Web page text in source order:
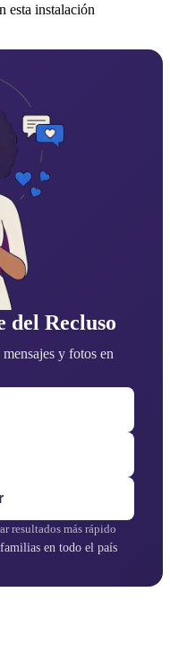
esta instalación
del Recluso
y fotos en
resultados más rápido
en todo el país